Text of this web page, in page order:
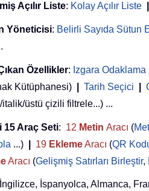
Açılır Liste: Kolay Açılır Liste
Yöneticisi: Belirli Sayıda Sütun
Özellikler: Izgara Odaklama
Kütüphanesi)
Tarih Seçici
italik/üstü çizili filtrele...) ...
15 Araç Seti: 12 Metin Aracı (
...) 19 EklemeAracı (QR
Aracı (Gelişmiş Satırları Birleştir,
İspanyolca, Almanca,